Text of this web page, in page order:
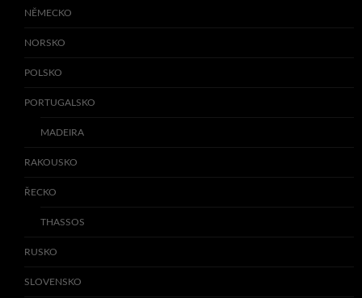
NĚMECKO
NORSKO
POLSKO
PORTUGALSKO
MADEIRA
RAKOUSKO
ŘECKO
THASSOS
RUSKO
SLOVENSKO